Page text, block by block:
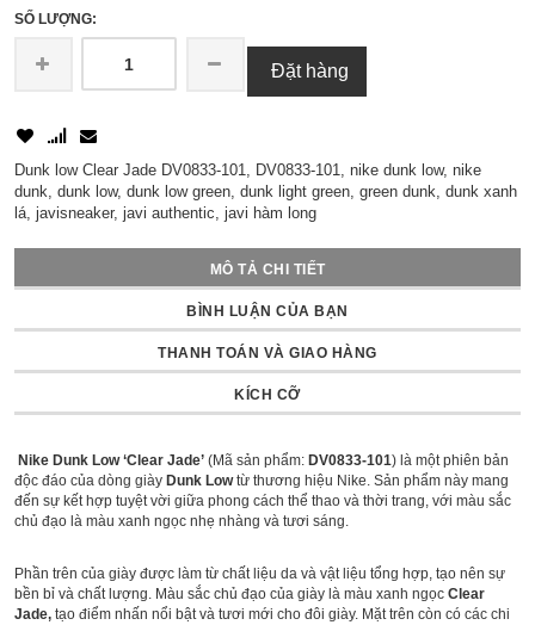
SỐ LƯỢNG:
Đặt hàng
Dunk low Clear Jade DV0833-101, DV0833-101, nike dunk low, nike
dunk, dunk low, dunk low green, dunk light green, green dunk, dunk xanh
lá, javisneaker, javi authentic, javi hàm long
MÔ TẢ CHI TIẾT
BÌNH LUẬN CỦA BẠN
THANH TOÁN VÀ GIAO HÀNG
KÍCH CỠ
Nike Dunk Low ‘Clear Jade’ (Mã sản phẩm: DV0833-101) là một phiên bản
độc đáo của dòng giày Dunk Lowtừ thương hiệu Nike. Sản phẩm này mang
đến sự kết hợp tuyệt vời giữa phong cách thể thao và thời trang, với màu sắc
chủ đạo là màu xanh ngọc nhẹ nhàng và tươi sáng.
Phần trên của giày được làm từ chất liệu da và vật liệu tổng hợp, tạo nên sự
bền bỉ và chất lượng. Màu sắc chủ đạo của giày là màu xanh ngọc Clear
Jade, tạo điểm nhấn nổi bật và tươi mới cho đôi giày. Mặt trên còn có các chi